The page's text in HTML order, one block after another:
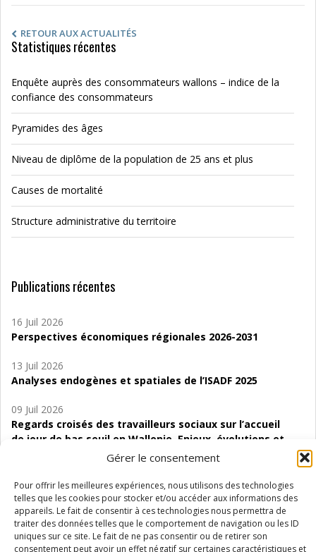
Gérer le consentement
Pour offrir les meilleures expériences, nous utilisons des technologies
telles que les cookies pour stocker et/ou accéder aux informations des
appareils. Le fait de consentir à ces technologies nous permettra de
traiter des données telles que le comportement de navigation ou les ID
uniques sur ce site. Le fait de ne pas consentir ou de retirer son
consentement peut avoir un effet négatif sur certaines caractéristiques et
RETOUR AUX ACTUALITÉS
Statistiques récentes
Enquête auprès des consommateurs wallons – indice de la
confiance des consommateurs
Pyramides des âges
Niveau de diplôme de la population de 25 ans et plus
Causes de mortalité
Structure administrative du territoire
Publications récentes
16 Juil 2026
Perspectives économiques régionales 2026-2031
13 Juil 2026
Analyses endogènes et spatiales de l’ISADF 2025
09 Juil 2026
Regards croisés des travailleurs sociaux sur l’accueil
de jour de bas seuil en Wallonie. Enjeux, évolutions et
06 Juil 2026
Étude d’évaluabilité des Structures
d’accompagnement à l’autocréation d’emploi (SAACE)
01 Juil 2026